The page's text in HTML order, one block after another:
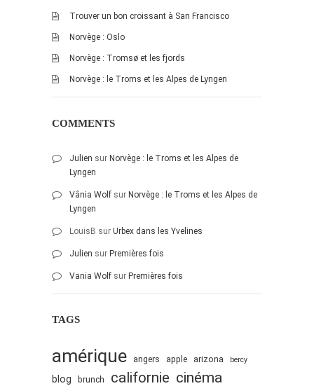
Trouver un bon croissant à San Francisco
Norvège : Oslo
Norvège : Tromsø et les fjords
Norvège : le Troms et les Alpes de Lyngen
COMMENTS
Julien sur Norvège : le Troms et les Alpes de
Lyngen
Vânia Wolf sur Norvège : le Troms et les Alpes de
Lyngen
LouisB sur Urbex dans les Yvelines
Julien sur Premières fois
Vania Wolf sur Premières fois
TAGS
amérique angers apple arizona bercy
blog brunch californie cinéma